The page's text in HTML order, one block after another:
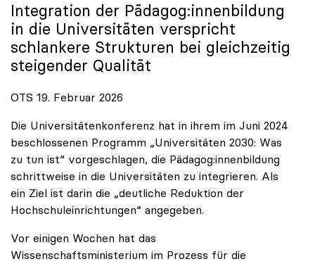
Integration der Pädagog:innenbildung
in die Universitäten verspricht
schlankere Strukturen bei gleichzeitig
steigender Qualität
OTS 19. Februar 2026
Die Universitätenkonferenz hat in ihrem im Juni 2024
beschlossenen Programm „Universitäten 2030: Was
zu tun ist“ vorgeschlagen, die Pädagog:innenbildung
schrittweise in die Universitäten zu integrieren. Als
ein Ziel ist darin die „deutliche Reduktion der
Hochschuleinrichtungen“ angegeben.
Vor einigen Wochen hat das
Wissenschaftsministerium im Prozess für die